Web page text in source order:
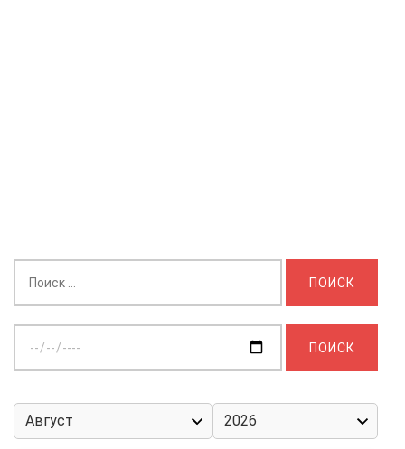
дату: